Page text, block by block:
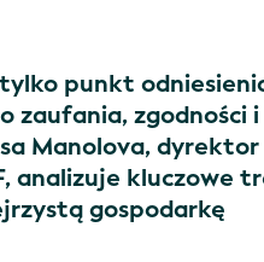
punkt
zaufania, zgodności i
Manolova, dyrektor
analizuje kluczowe
gospodarkę